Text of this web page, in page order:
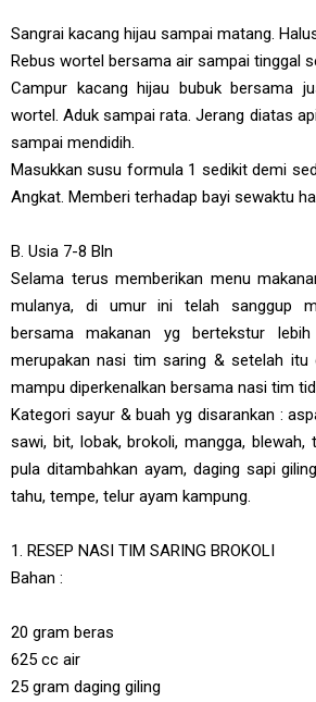
Sangrai kacang hijau sampai matang.
Rebus wortel bersama air sampai tinggal
Campur kacang hijau bubuk bersama
wortel. Aduk sampai rata. Jerang diatas
sampai mendidih.
Masukkan susu formula 1 sedikit demi
Angkat. Memberi terhadap bayi sewaktu
B. Usia 7-8 Bln
Selama terus memberikan menu
mulanya, di umur ini telah sanggup
bersama makanan yg bertekstur
merupakan nasi tim saring & setelah itu
mampu diperkenalkan bersama nasi tim
Kategori sayur & buah yg disarankan :
sawi, bit, lobak, brokoli, mangga, blewah,
pula ditambahkan ayam, daging sapi
tahu, tempe, telur ayam kampung.
1. RESEP NASI TIM SARING BROKOLI
Bahan :
20 gram beras
625 cc air
25 gram daging giling